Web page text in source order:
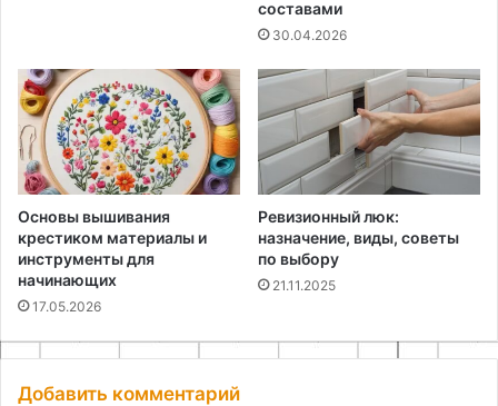
составами
30.04.2026
Основы вышивания
крестиком материалы и
инструменты для
начинающих
17.05.2026
Ревизионный люк:
назначение, виды, советы
по выбору
21.11.2025
Добавить комментарий